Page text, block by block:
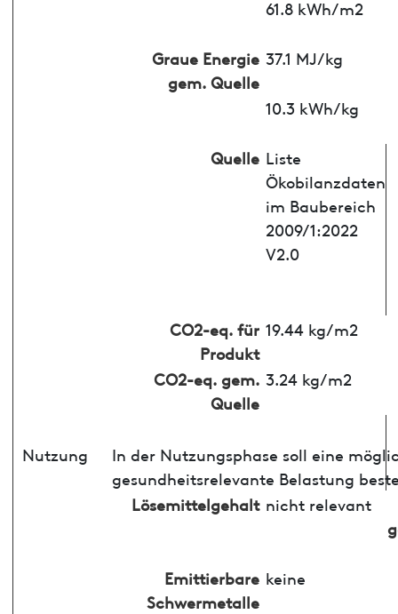
61.8 kWh/m2
Graue Energie
gem. Quelle
37.1 MJ/kg
10.3 kWh/kg
Quelle Liste
Ökobilanzdaten
im Baubereich
2009/1:2022
V2.0
CO2-eq. für
Produkt
19.44 kg/m2
CO2-eq. gem.
Quelle
3.24 kg/m2
Nutzung
In der Nutzungsphase soll eine
gesundheitsrelevante Belastung
Lösemittelgehalt nicht relevant
Emittierbare
Schwermetalle
keine